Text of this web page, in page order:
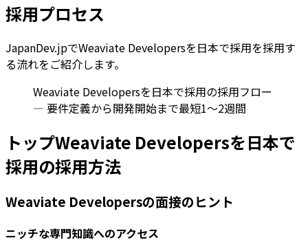
採用プロセス
JapanDev.jpでWeaviate Developersを日本で採用を採用す
る流れをご紹介します。
Weaviate Developersを日本で採用の採用フロー
— 要件定義から開発開始まで最短1〜2週間
トップWeaviate Developersを日本で
採用の採用方法
Weaviate Developersの面接のヒント
ニッチな専門知識へのアクセス